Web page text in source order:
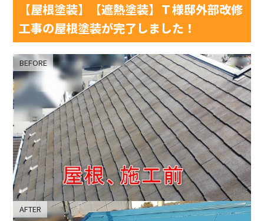
【屋根塗装】【遮熱塗装】Ｔ様邸外部改修
工事の屋根塗装が完了しました！